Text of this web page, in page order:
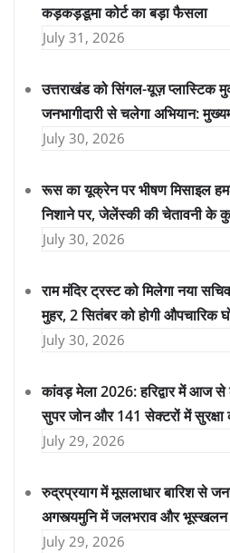
कड़कड़डूमा कोर्ट का बड़ा फैसला
July 31, 2026
उत्तराखंड को सिंगल-यूज़ प्लास्टिक
जनभागीदारी से चलेगा अभियान:
July 30, 2026
रूस का यूक्रेन पर भीषण मिसाइल
निशाने पर, जेलेंस्की की चेतावनी के
July 30, 2026
राम मंदिर ट्रस्ट को मिलेगा नया
मुहर, 2 सितंबर को होगी औपचारिक
July 30, 2026
कांवड़ मेला 2026: हरिद्वार में आज
सुपर जोन और 141 सेक्टरों में सुरक्षा
July 29, 2026
रुद्रप्रयाग में मूसलाधार बारिश से
अगस्त्यमुनि में जलभराव और
July 29, 2026